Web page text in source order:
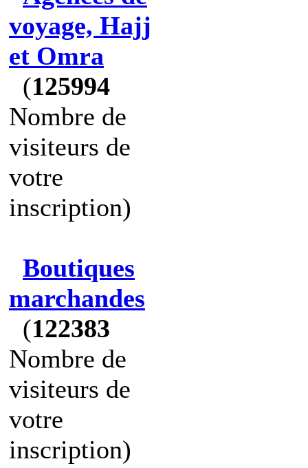
voyage, Hajj
et Omra
(125994
Nombre de
visiteurs de
votre
inscription)
Boutiques
marchandes
(122383
Nombre de
visiteurs de
votre
inscription)